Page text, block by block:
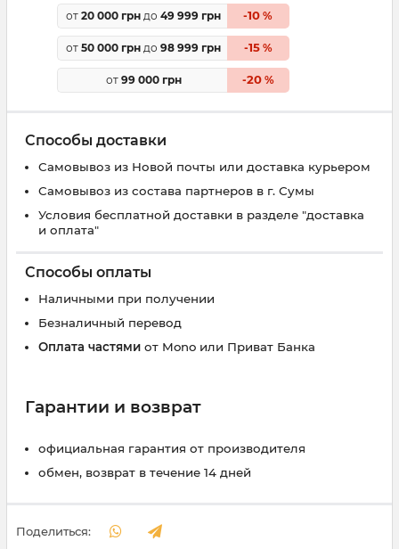
от 20 000 грн до 49 999 грн -10 %
от 50 000 грн до 98 999 грн -15%
от 99 000 грн -20%
Способы доставки
Самовывоз из Новой почты или доставка курьером
Самовывоз из состава партнеров в г. Сумы
Условия бесплатной доставки в разделе "доставка
и оплата"
Способы оплаты
Наличными при получении
Безналичный перевод
Оплата частями от Mono или Приват Банка
Гарантии и возврат
официальная гарантия от производителя
обмен, возврат в течение 14 дней
Поделиться: